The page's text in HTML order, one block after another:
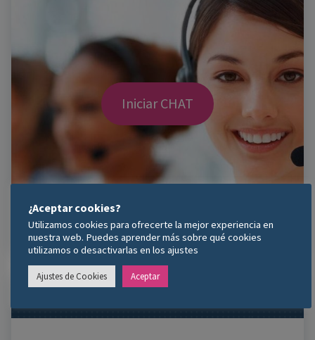
Iniciar CHAT
¿Aceptar cookies?
Utilizamos cookies para ofrecerte la mejor experiencia en
nuestra web. Puedes aprender más sobre qué cookies
utilizamos o desactivarlas en los ajustes
Ajustes de Cookies Aceptar